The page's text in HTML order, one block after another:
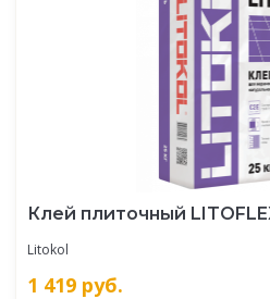
Клей плиточный
Litokol
1 419 руб.